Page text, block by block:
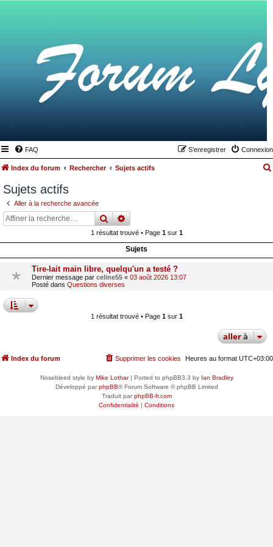
FAQ Connexion
S’enregistrer
Index du forum Rechercher Sujets actifs
Sujets actifs
Aller à la recherche avancée
rechercher
recherche
1 résultat trouvé • Page 1sur 1
Sujets
Tire-lait main libre, quelqu'un a testé ?
Dernier message par celine55 « 03 août 2026 13:07
Posté dans Questions diverses
1 résultat trouvé • Page 1sur 1
allerà
Index du forum Heures au format UTC+03:00
Supprimer les cookies
Nosebleed style by Mike Lothar| Ported to phpBB3.3 by Ian Bradley
Développé parphpBB® Forum Software © phpBB Limited
Traduit parphpBB-fr.com
Confidentialité | Conditions